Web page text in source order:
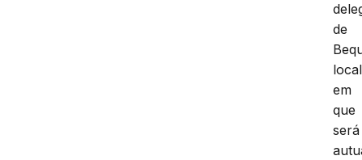
de
local
em
que
será